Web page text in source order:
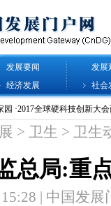
发展要闻 发展
经济发展 社会
> 卫生 > 卫生
总局:重
| 中国发展